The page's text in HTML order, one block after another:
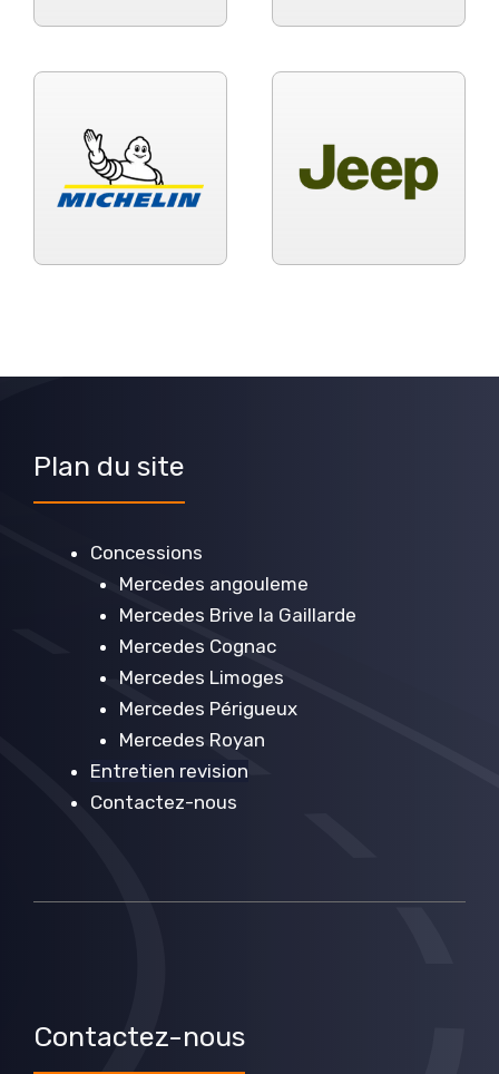
Plan du site
Concessions
Mercedes angouleme
Mercedes Brive la Gaillarde
Mercedes Cognac
Mercedes Limoges
Mercedes Périgueux
Mercedes Royan
Entretien revision
Contactez-nous
Contactez-nous